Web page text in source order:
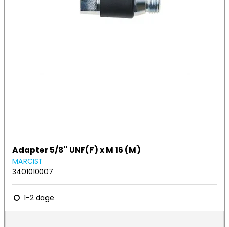
Adapter 5/8" UNF(F) x M 16 (M)
MARCIST
3401010007
1-2 dage